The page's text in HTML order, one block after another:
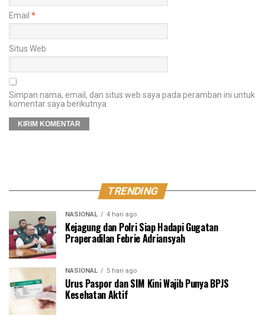
Email *
Situs Web
Simpan nama, email, dan situs web saya pada peramban ini untuk
komentar saya berikutnya.
TRENDING
NASIONAL 4 hari ago
Kejagung dan Polri Siap Hadapi Gugatan
Praperadilan Febrie Adriansyah
NASIONAL 5 hari ago
Urus Paspor dan SIM Kini Wajib Punya BPJS
Kesehatan Aktif